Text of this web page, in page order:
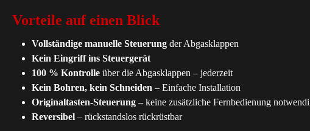
Vorteile auf einen Blick
Vollständige manuelle Steuerung der Abgasklappen
Kein Eingriff ins Steuergerät
100 % Kontrolle über die Abgasklappen – jederzeit
Kein Bohren, kein Schneiden – Einfache Installation
Originaltasten-Steuerung – keine zusätzliche Fernbedienung
Reversibel – rückstandslos rückrüstbar